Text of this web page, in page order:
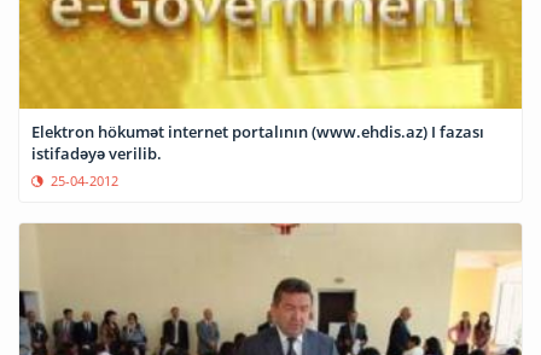
Elektron hökumət internet portalının (www.ehdis.az) I fazası
istifadəyə verilib.
25-04-2012